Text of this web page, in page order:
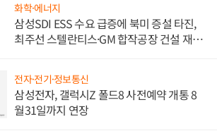
화학·에너지
삼성SDI ESS 수요 급증에 북미 증설 타진,
최주선 스텔란티스·GM 합작공장 건설 재추
전자·전기·정보통신
삼성전자, 갤럭시Z 폴드8 사전예약 개통 8
월31일까지 연장